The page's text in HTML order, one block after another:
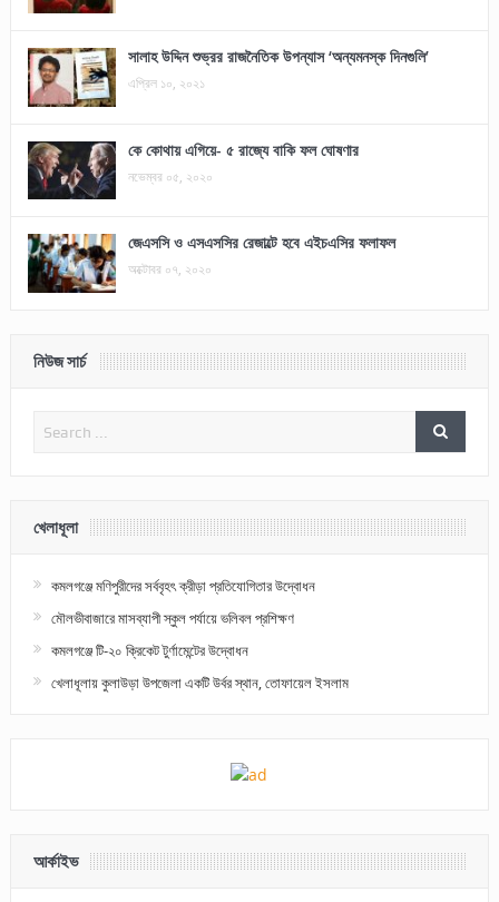
সালাহ উদ্দিন শুভ্রর রাজনৈতিক উপন্যাস ‘অন্যমনস্ক দিনগুলি’
এপ্রিল ১০, ২০২১
কে কোথায় এগিয়ে- ৫ রাজ্যে বাকি ফল ঘোষণার
নভেম্বর ০৫, ২০২০
জেএসসি ও এসএসসির রেজাল্টে হবে এইচএসির ফলাফল
অক্টোবর ০৭, ২০২০
নিউজ সার্চ
খেলাধূলা
কমলগঞ্জে মণিপুরীদের সর্ববৃহৎ ক্রীড়া প্রতিযোগিতার উদ্বোধন
মৌলভীবাজারে মাসব্যাপী স্কুল পর্যায়ে ভলিবল প্রশিক্ষণ
কমলগঞ্জে টি-২০ ক্রিকেট টুর্ণামেন্টের উদ্বোধন
খেলাধূলায় কুলাউড়া উপজেলা একটি উর্বর স্থান, তোফায়েল ইসলাম
আর্কাইভ